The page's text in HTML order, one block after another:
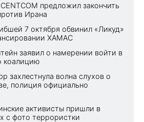
предложил закончить
Ирана
7 октября обвинил «Ликуд»
ХАМАС
заявил о намерении войти в
коалицию
захлестнула волна слухов о
полиция официально
активисты пришли в
с фото террористки